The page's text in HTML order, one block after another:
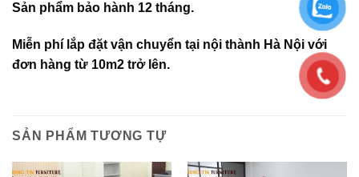
Sản phẩm bảo hành 12 tháng.
Miễn phí lắp đặt vận chuyển tại nội thành Hà Nội với
đơn hàng từ 10m2 trở lên.
SẢN PHẨM TƯƠNG TỰ